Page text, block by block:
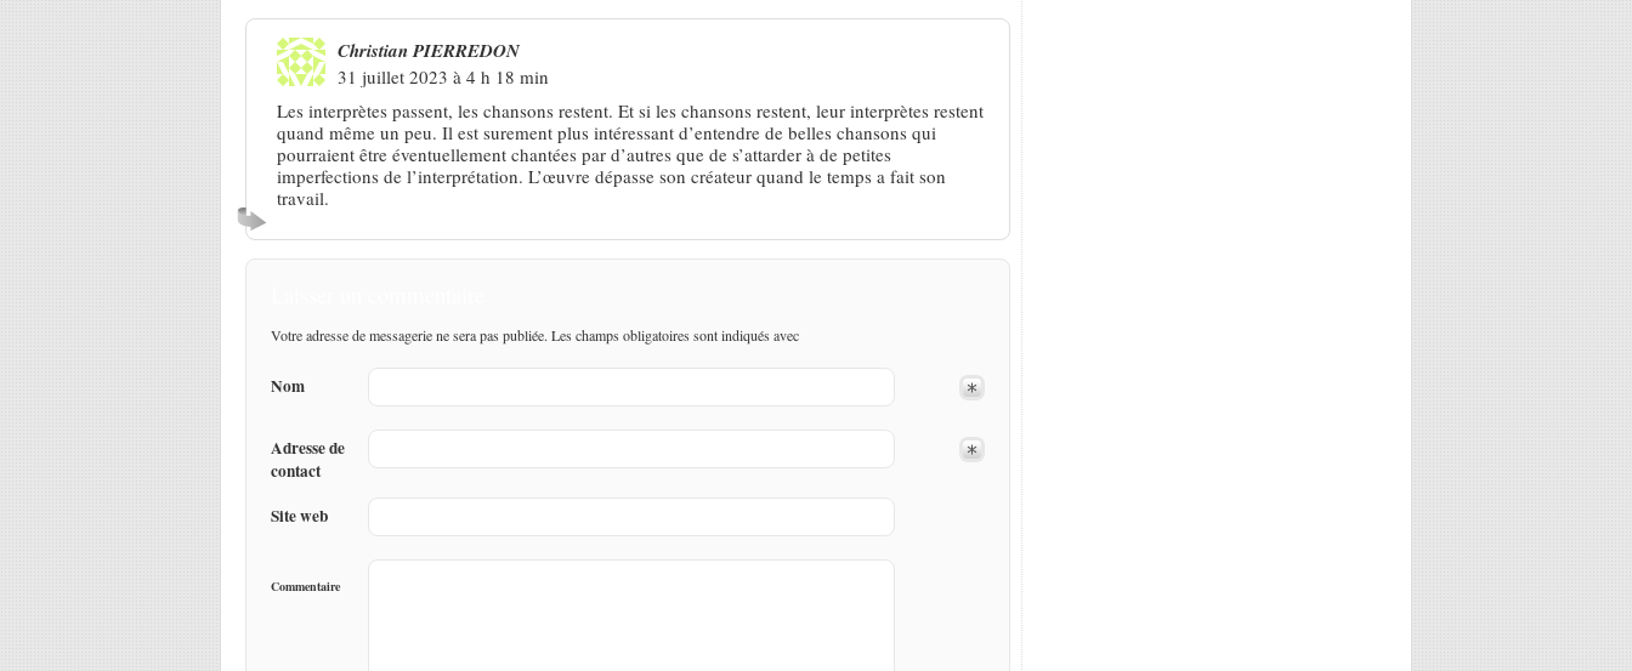
Christian PIERREDON
31 juillet 2023 à 4 h 18 min
Les interprètes passent, les chansons restent. Et si les chansons restent, leur interprètes restent
quand même un peu. Il est surement plus intéressant d’entendre de belles chansons qui
pourraient être éventuellement chantées par d’autres que de s’attarder à de petites
imperfections de l’interprétation. L’œuvre dépasse son créateur quand le temps a fait son
travail.
Votre adresse de messagerie ne sera pas publiée. Les champs obligatoires sont indiqués avec
Nom
Adresse de
contact
Site web
Commentaire